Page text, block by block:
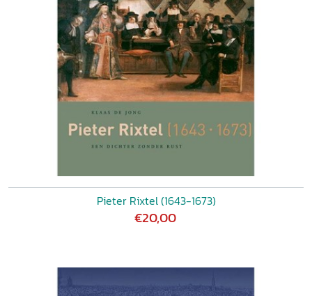
Pieter Rixtel (1643-1673)
€20,00